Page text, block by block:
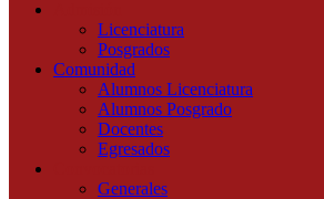
Licenciatura
Posgrados
Comunidad
Alumnos Licenciatura
Alumnos Posgrado
Docentes
Egresados
Generales